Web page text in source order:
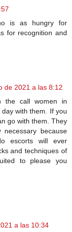
is as hungry for
for recognition and
de 2021 a las 8:12
the call women in
with them. If you
go with them. They
because
escorts will ever
and techniques of
to please you
a las 10:34